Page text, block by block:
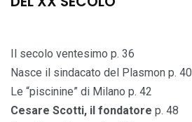
Il secolo ventesimo p. 36
Nasce il sindacato del Plasmon p. 40
Le “piscinine” di Milano p. 42
Cesare Scotti, il fondatore p. 48